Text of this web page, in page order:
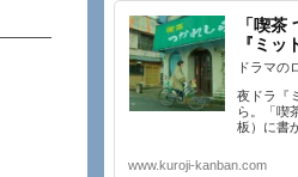
「喫
『ミッ
ドラマの
夜ドラ『
ら。「喫
板）に書
www.kuroji-kanban.com